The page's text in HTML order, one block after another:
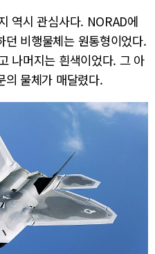
역시 관심사다. NORAD에
던 비행물체는 원통형이었다.
나머지는 흰색이었다. 그 아
물체가 매달렸다.